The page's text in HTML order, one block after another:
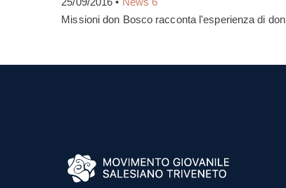
Missioni don Bosco racconta l'esperienza di